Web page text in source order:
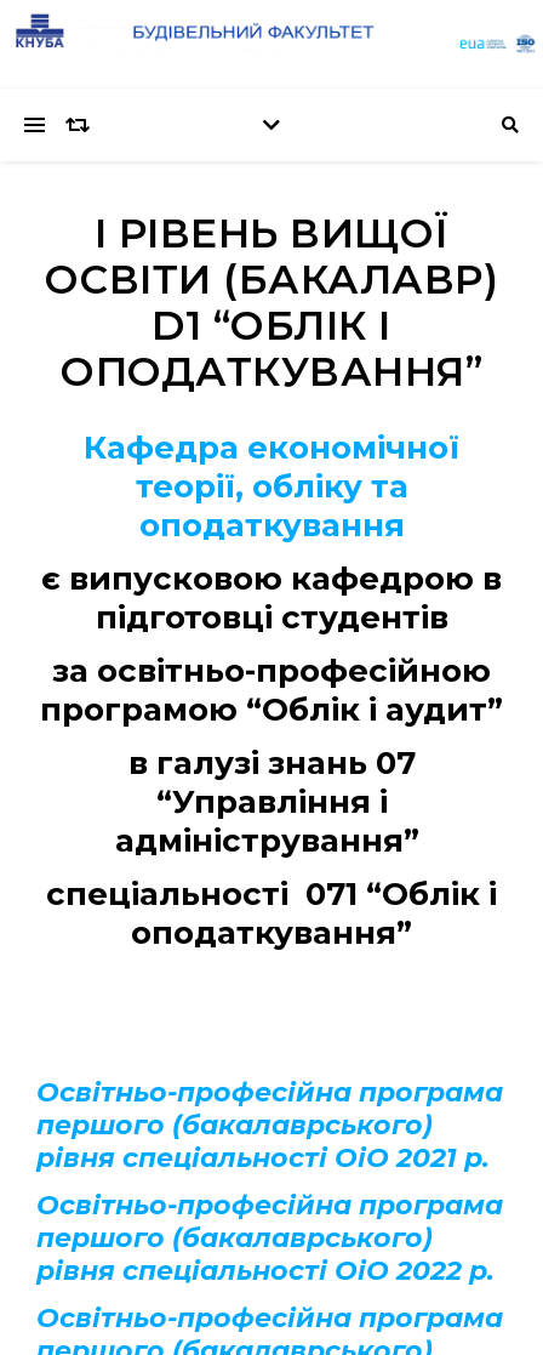
І РІВЕНЬ ВИЩОЇ
ОСВІТИ (БАКАЛАВР)
D1 “ОБЛІК І
ОПОДАТКУВАННЯ”
Кафедра економічної
теорії, обліку та
оподаткування
є випусковою кафедрою в
підготовці студентів
за освітньо-професійною
програмою “Облік і аудит”
в галузі знань 07
“Управління і
адміністрування”
спеціальності 071 “Облік і
оподаткування”
Освітньо-професійна програма
першого (бакалаврського)
рівня спеціальності ОіО 2021 р.
Освітньо-професійна програма
першого (бакалаврського)
рівня спеціальності ОіО2022 р.
Освітньо-професійна програма